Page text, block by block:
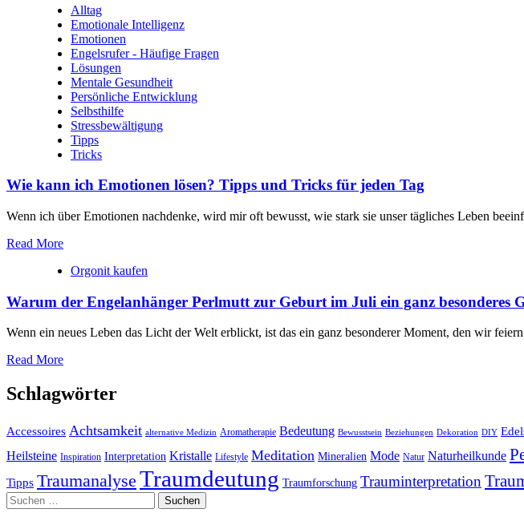
Alltag
Emotionale Intelligenz
Emotionen
Engelsrufer - Häufige Fragen
Lösungen
Mentale Gesundheit
Persönliche Entwicklung
Selbsthilfe
Stressbewältigung
Tipps
Tricks
Wie kann ich Emotionen lösen? Tipps und Tricks für jeden Tag
Wenn ich über Emotionen nachdenke, wird mir oft bewusst, wie stark ‍sie ⁤unser ⁢tägliches Leben
Read More
Orgonit kaufen
Warum der Engelanhänger Perlmutt zur Geburt im Juli ein ganz besonderes
Wenn ein neues Leben das Licht der Welt erblickt, ist das ein ganz besonderer Moment, den wir
Read More
Schlagwörter
Accessoires Achtsamkeit alternative Medizin Aromatherapie Bedeutung Bewusstsein Beziehungen Dekoration DIY
Heilsteine Inspiration Interpretation Kristalle Lifestyle Meditation Mineralien Mode Natur Naturheilkunde
Tipps Traumanalyse Traumdeutung Traumforschung Trauminterpretation
Suchen
nach: